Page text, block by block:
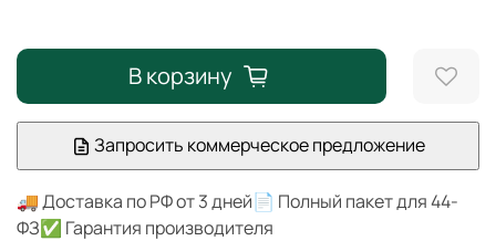
В корзину
Запросить коммерческое предложение
🚚 Доставка по РФ от 3 дней📄 Полный пакет для 44-
ФЗ✅ Гарантия производителя